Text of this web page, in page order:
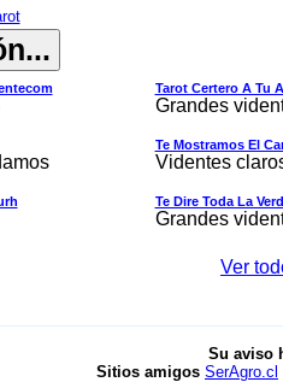
Tarot Certero A Tu
Grandes
Te Mostramos El
Videntes
Te Dire Toda La
Grandes
Ver
Su aviso
Sitios amigos SerAgro.cl